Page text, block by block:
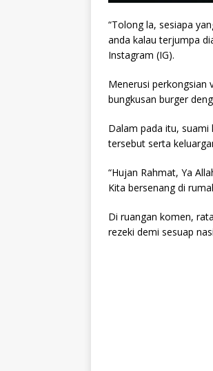
“Tolong la, sesiapa
anda kalau terjumpa
Instagram (IG).
Menerusi perkongsian
bungkusan burger
Dalam pada itu, suami
tersebut serta
“Hujan Rahmat, Ya
Kita bersenang di
Di ruangan komen,
rezeki demi sesuap